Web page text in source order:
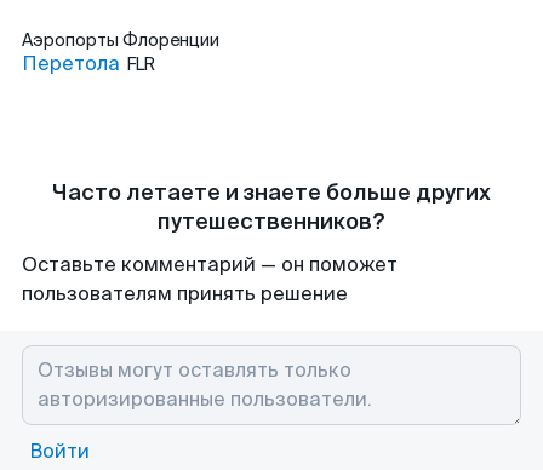
Аэропорты Флоренции
Перетола FLR
Часто летаете и знаете больше других
путешественников?
Оставьте комментарий — он поможет
пользователям принять решение
Войти